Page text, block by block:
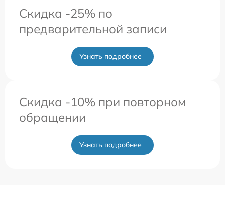
Скидка -25% по
предварительной записи
Узнать подробнее
Скидка -10% при повторном
обращении
Узнать подробнее